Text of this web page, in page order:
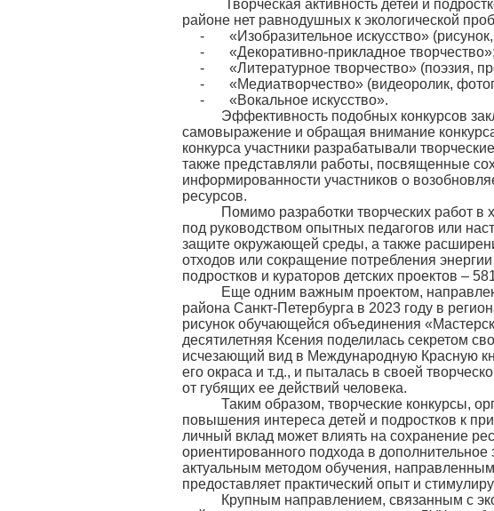
Творческая активность детей и
районе нет равнодушных к экологической
- «Изобразительное искусство» (рисунок,
- «Декоративно-прикладное творчество»;
- «Литературное творчество» (поэзия,
- «Медиатворчество» (видеоролик,
- «Вокальное искусство».
Эффективность подобных конкурсов
самовыражение и обращая внимание
конкурса участники разрабатывали
также представляли работы, посвященные
информированности участников о
ресурсов.
Помимо разработки творческих работ в
под руководством опытных педагогов или
защите окружающей среды, а также
отходов или сокращение потребления
подростков и кураторов детских проектов –
Еще одним важным проектом,
района Санкт-Петербурга в 2023 году в
рисунок обучающейся объединения
десятилетняя Ксения поделилась секретом
исчезающий вид в Международную Красную
его окраса и т.д., и пыталась в своей
от губящих ее действий человека.
Таким образом, творческие конкурсы,
повышения интереса детей и подростков к
личный вклад может влиять на сохранение
ориентированного подхода в
актуальным методом обучения,
предоставляет практический опыт и
Крупным направлением, связанным с